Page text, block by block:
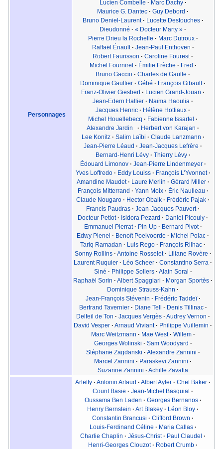
Personnages
Lucien Combelle · Marc Dachy ·
Maurice G. Dantec · Guy Debord ·
Bruno Deniel-Laurent · Lucette Destouches ·
Dieudonné · « Docteur Marty » ·
Pierre Drieu la Rochelle · Marc Dutroux ·
Raffaël Énault · Jean-Paul Enthoven ·
Robert Faurisson · Caroline Fourest ·
Michel Fourniret · Émilie Frèche · Fred ·
Bruno Gaccio · Charles de Gaulle ·
Dominique Gaultier · Gébé · François Gibault ·
Franz-Olivier Giesbert · Lucien Grand-Jouan ·
Jean-Edern Hallier · Naïma Haoulia ·
Jacques Henric · Hélène Hottiaux ·
Michel Houellebecq · Fabienne Issartel ·
Alexandre Jardin
· Herbert von Karajan ·
Lee Konitz · Salim Laïbi · Claude Lanzmann ·
Jean-Pierre Léaud · Jean-Jacques Lefrère ·
Bernard-Henri Lévy · Thierry Lévy ·
Édouard Limonov · Jean-Pierre Lindenmeyer ·
Yves Loffredo · Eddy Louiss · François L’Yvonnet ·
Amandine Maudet · Laure Merlin · Gérard Miller ·
François Mitterrand · Yann Moix · Éric Naulleau ·
Claude Nougaro · Hector Obalk · Frédéric Pajak ·
Francis Paudras · Jean-Jacques Pauvert ·
Docteur Petiot · Isidora Pezard · Daniel Picouly ·
Emmanuel Pierrat · Pin-Up · Bernard Pivot ·
Edwy Plenel · Benoît Poelvoorde · Michel Polac ·
Tariq Ramadan · Luis Rego · François Rilhac ·
Sonny Rollins · Antoine Rosselet · Liliane Rovère ·
Laurent Ruquier · Léo Scheer · Constantino Serra ·
Siné · Philippe Sollers · Alain Soral ·
Raphaël Sorin · Albert Spaggiari · Morgan Sportès ·
Dominique Strauss-Kahn ·
Jean-François Stévenin · Frédéric Taddeï ·
Bertrand Tavernier · Diane Tell · Denis Tillinac ·
Delfeil de Ton · Jacques Vergès · Audrey Vernon ·
David Vesper · Arnaud Viviant · Philippe Vuillemin ·
Marc Weitzmann · Mae West · Willem ·
Georges Wolinski · Sam Woodyard ·
Stéphane Zagdanski · Alexandre Zannini ·
Marcel Zannini · Paraskevi Zannini ·
Suzanne Zannini · Achille Zavatta
Arletty · Antonin Artaud · Albert Ayler · Chet Baker ·
Count Basie · Jean-Michel Basquiat ·
Oussama Ben Laden · Georges Bernanos ·
Henry Bernstein · Art Blakey · Léon Bloy ·
Constantin Brancusi · Clifford Brown ·
Louis-Ferdinand Céline · Maria Callas ·
Charlie Chaplin · Jésus-Christ · Paul Claudel ·
Henri-Georges Clouzot · Robert Crumb ·